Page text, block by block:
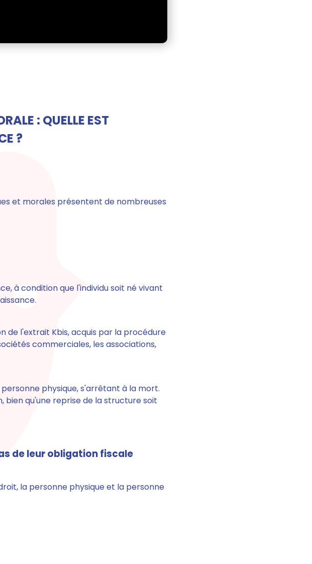
: QUELLE EST
?
et morales présentent de nombreuses
à condition que l'individu soit né vivant
de l'extrait Kbis, acquis par la procédure
commerciales, les associations,
physique, s'arrêtant à la mort.
bien qu'une reprise de la structure soit
de leur obligation fiscale
la personne physique et la personne